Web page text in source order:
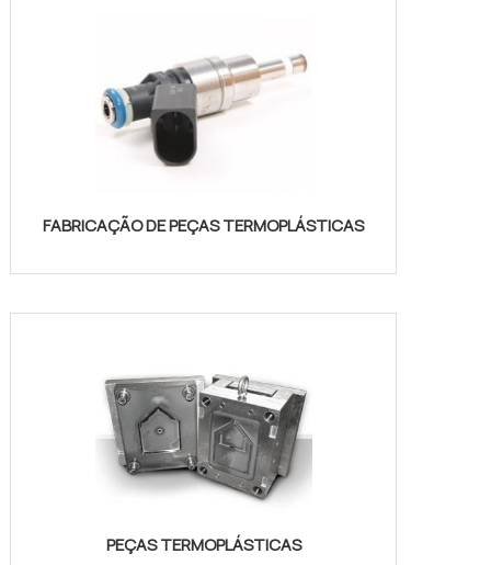
FABRICAÇÃO DE PEÇAS TERMOPLÁSTICAS
PEÇAS TERMOPLÁSTICAS